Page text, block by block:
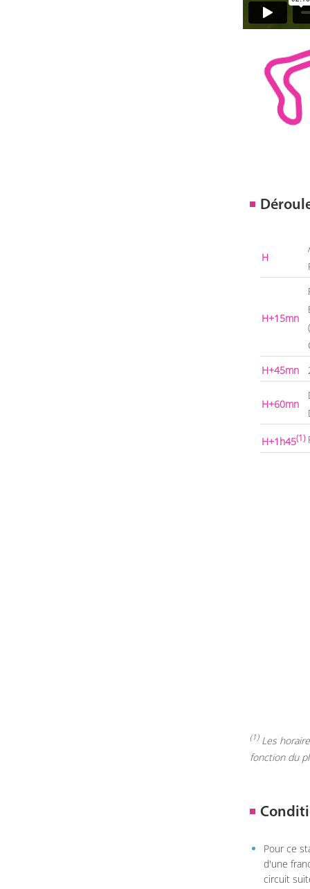
H
H+15mn
H+45mn
H+60mn
H+1h45(1)
(1)Les
fonction du
Pour ce
d'une
circuit